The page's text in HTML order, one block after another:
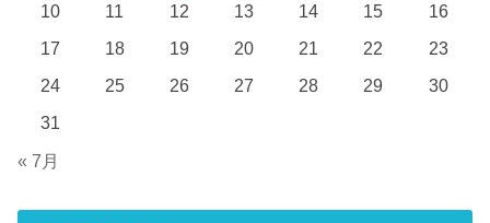
10
11 12 13 14 15
16
17
18 19 20 21 22
23
24
25 26 27 28 29
30
31
« 7月